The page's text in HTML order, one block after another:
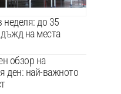
неделя: до 35
дъжд на места
обзор на
ден: най-важното